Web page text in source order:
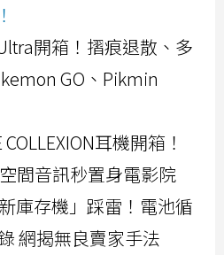
開箱！摺痕退散、多
GO、Pikmin
耳機開箱！
間音訊秒置身電影院
庫存機」踩雷！電池循
網揭無良賣家手法